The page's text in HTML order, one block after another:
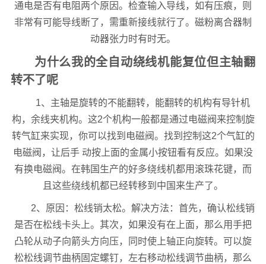
通电是否有电阻两个原因。检查输入导线，如有压痕，则
非常有可能导线断了，需重新接线就行了。磁粉离合器制
动器张力时有时无。
为什么我的全自动绕线机能复位但主轴翻
转不了呢
1、主轴是旋转的不能翻转，能翻转的机构有导针机
构，余线夹机构。这2个机构一般都是通过电磁阀来控制旋
转气缸来实现，你可以找到电磁阀。找到控制这2个气缸的
电磁阀，让后手 动按上面的金属小按钮看有反应。如果没
有换电磁阀。在韩国生产的好多绕线机都用滚珠花键，而
且这些绕线机都已经转移到中国来生产了。
2、原因：松线销太松。解决方法：首先，确认松线销
是否在松线卡头上。其次，如果没有在上面，那么用手把
凸轮从动子向箭头方向压，同时使上轴正向旋转。可以旋
松松线调节曲柄固定螺钉，左右移动松线调节曲柄，那么